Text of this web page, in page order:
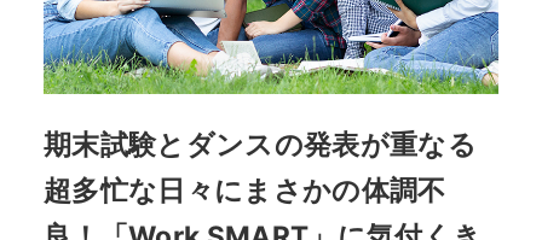
期末試験とダンスの発表が重なる
超多忙な日々にまさかの体調不